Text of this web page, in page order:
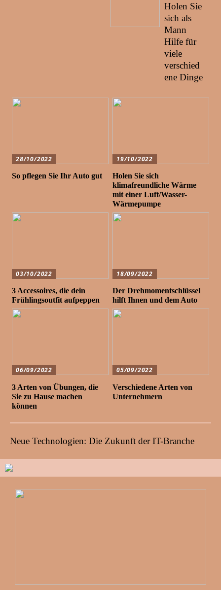
Holen Sie
sich als
Mann
Hilfe für
viele
verschied
ene Dinge
28/10/2022
So pflegen Sie Ihr Auto gut
19/10/2022
Holen Sie sich
klimafreundliche Wärme
mit einer Luft/Wasser-
Wärmepumpe
03/10/2022
3 Accessoires, die dein
Frühlingsoutfit aufpeppen
18/09/2022
Der Drehmomentschlüssel
hilft Ihnen und dem Auto
06/09/2022
3 Arten von Übungen, die
Sie zu Hause machen
können
05/09/2022
Verschiedene Arten von
Unternehmern
Neue Technologien: Die Zukunft der IT-Branche